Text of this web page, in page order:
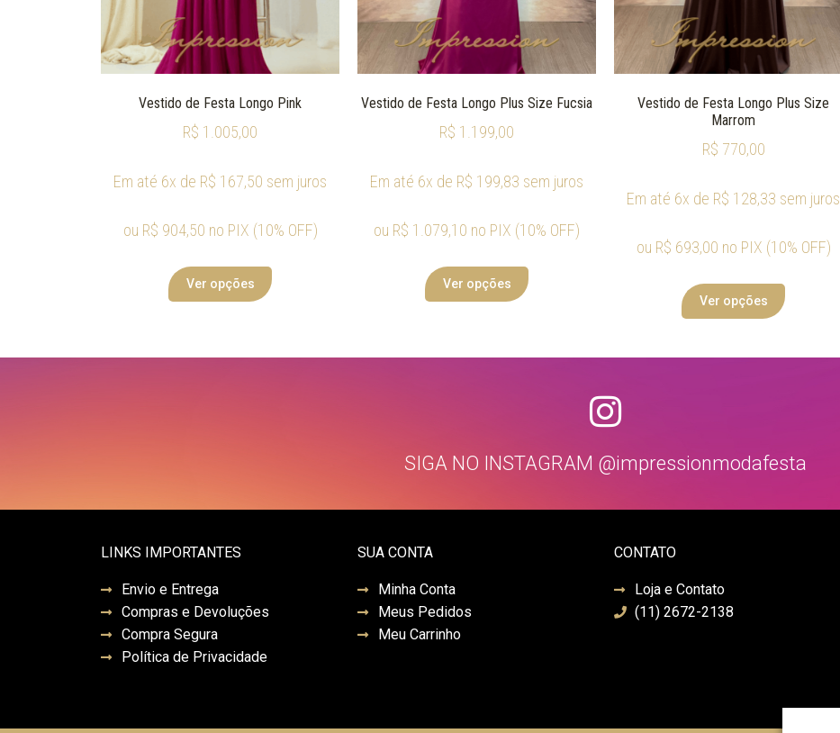
Vestido de Festa Longo Pink
R$ 1.005,00
Em até 6x de R$ 167,50 sem juros
ou R$ 904,50 no PIX (10% OFF)
Ver opções
Vestido de Festa Longo Plus Size Fucsia
R$ 1.199,00
Em até 6x de R$ 199,83 sem juros
ou R$ 1.079,10 no PIX (10% OFF)
Ver opções
Vestido de Festa Longo Plus Size
Marrom
R$ 770,00
Em até 6x de R$ 128,33 sem juros
ou R$ 693,00 no PIX (10% OFF)
Ver opções
SIGA NO INSTAGRAM @impressionmodafesta
LINKS IMPORTANTES
Envio e Entrega
Compras e Devoluções
Compra Segura
Política de Privacidade
SUA CONTA
Minha Conta
Meus Pedidos
Meu Carrinho
CONTATO
Loja e Contato
(11) 2672-2138